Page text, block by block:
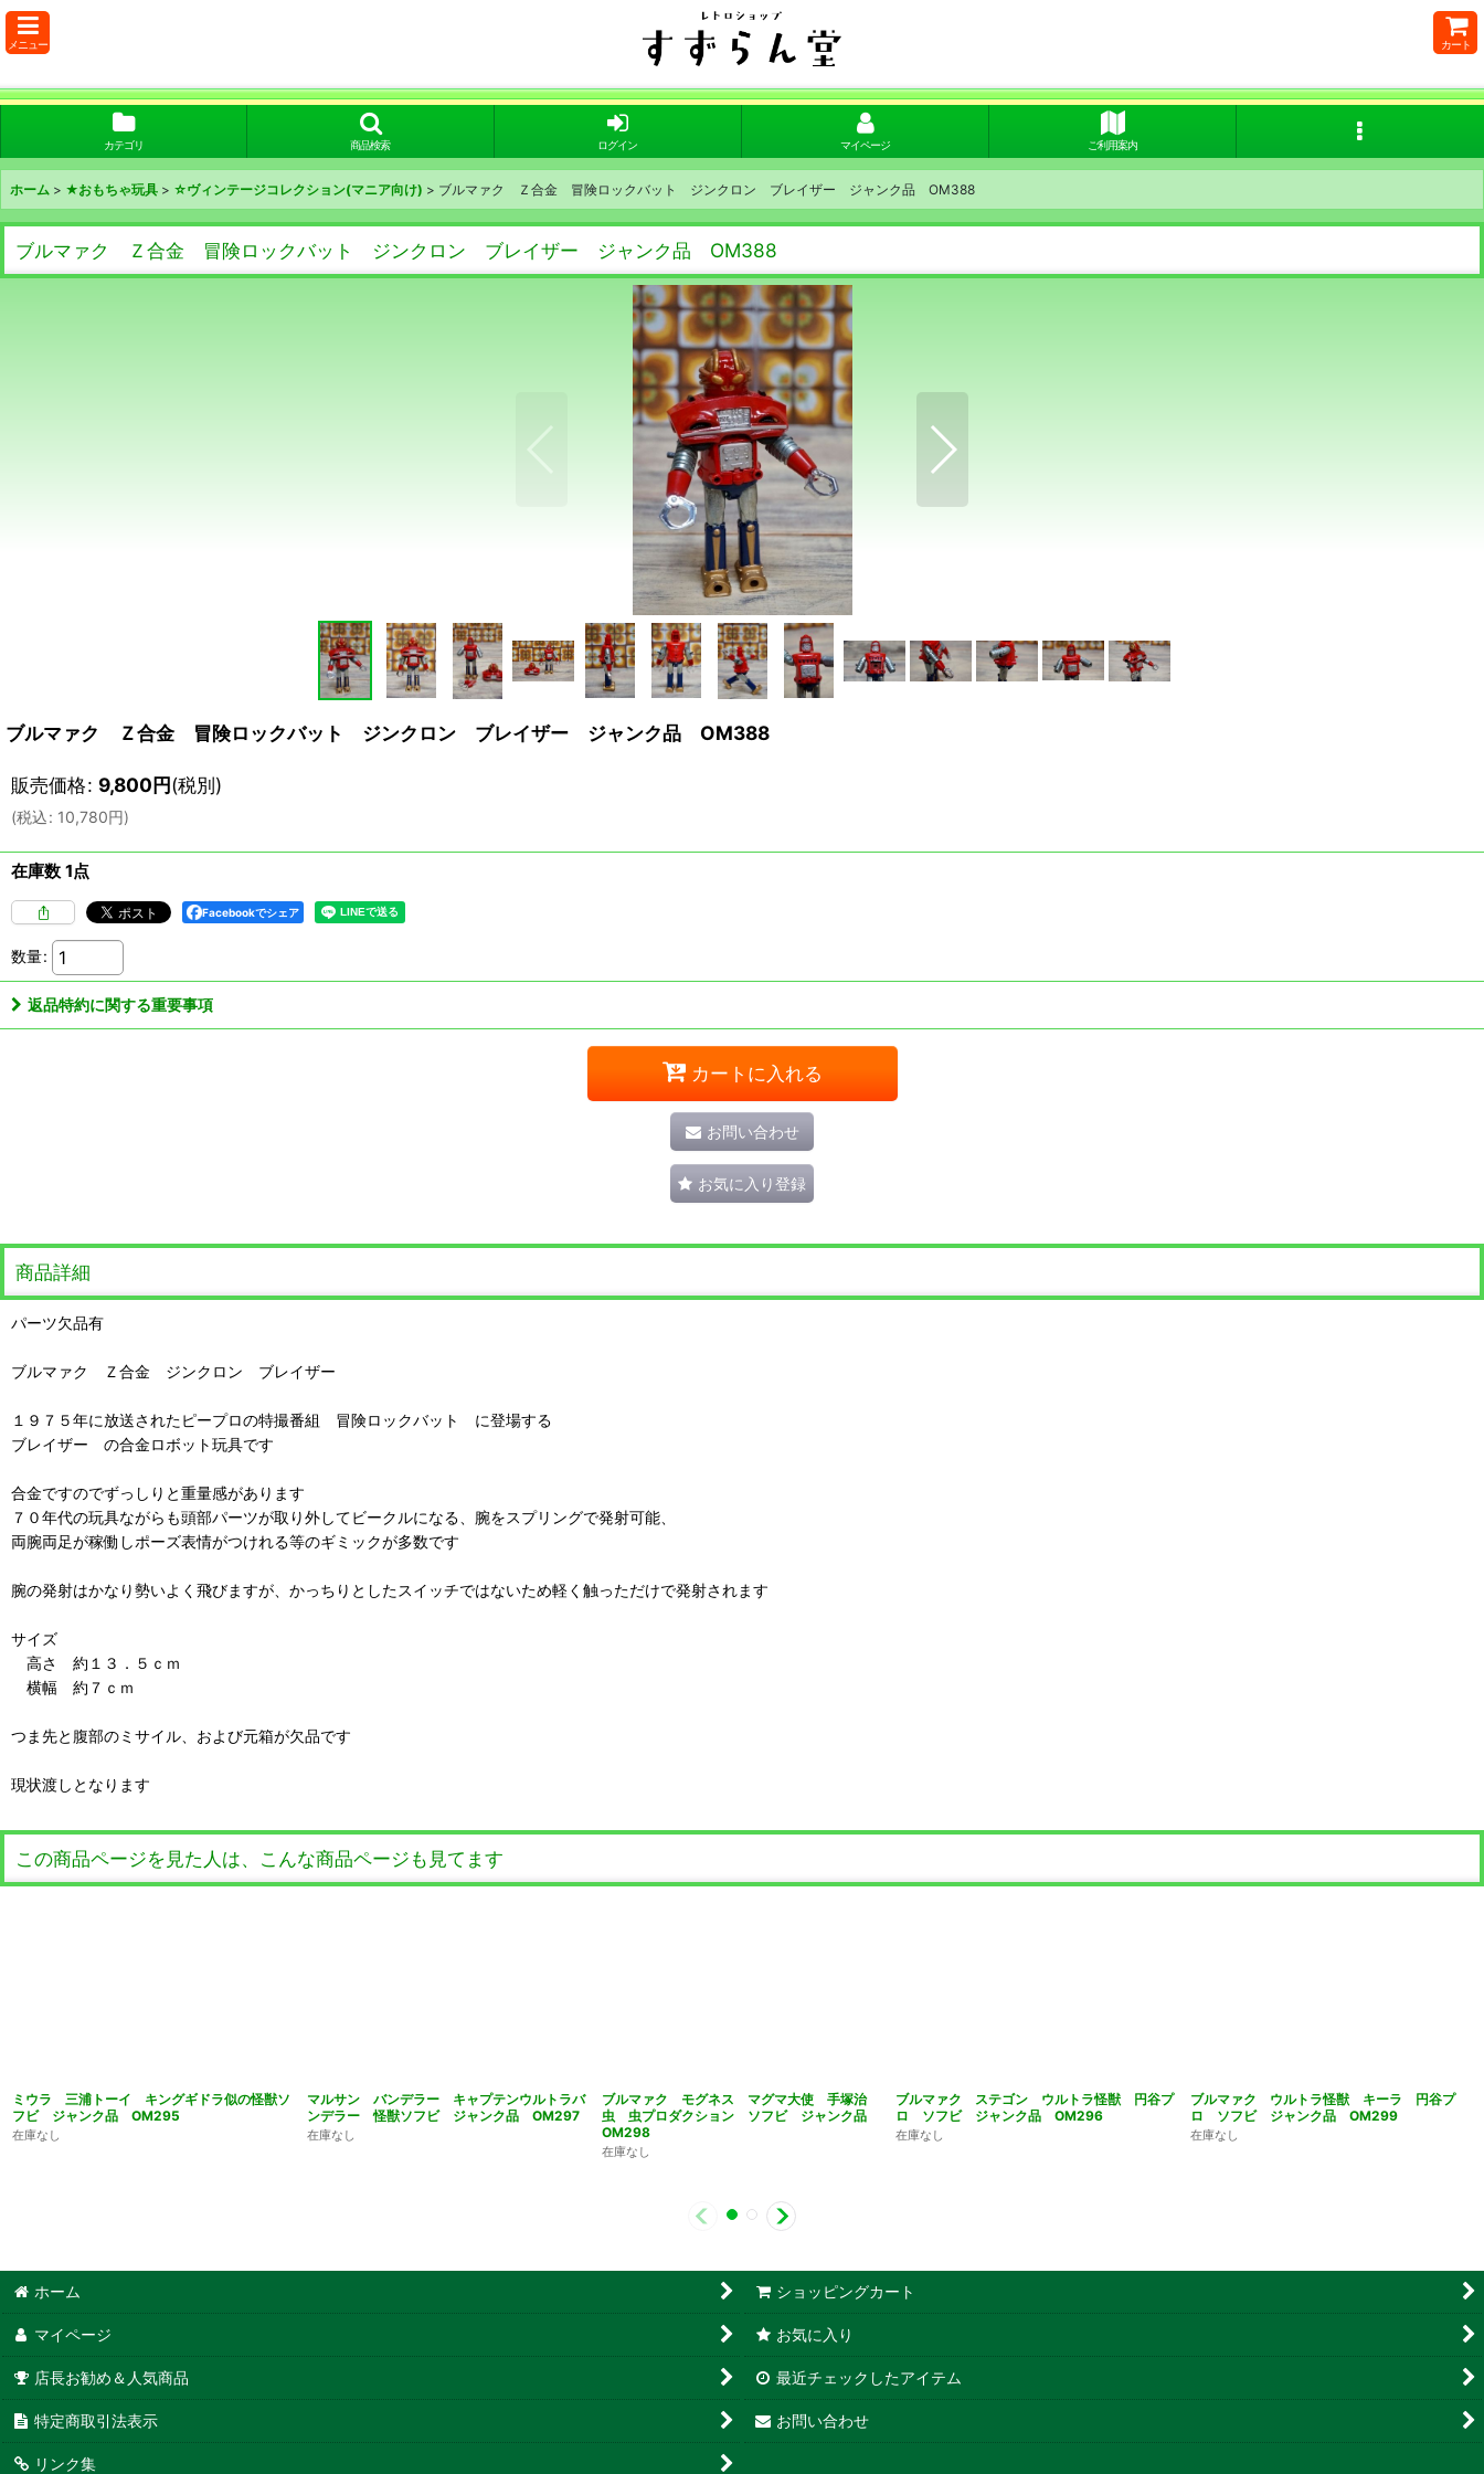
メニュー カート
カテゴリ 商品検索 ログイン マイページ ご利用案内
ホーム > ★おもちゃ玩具 > ☆ヴィンテージコレクション(マニア向け) > ブルマァク Ｚ合金 冒険ロックバット ジンクロン ブレイザー ジャンク品 OM388
ブルマァク Ｚ合金 冒険ロックバット ジンクロン ブレイザー ジャンク品 OM388
ブルマァク Ｚ合金 冒険ロックバット ジンクロン ブレイザー ジャンク品 OM388
販売価格: 9,800円(税別)
(税込: 10,780円)
在庫数 1点
Facebookでシェア
数量:
返品特約に関する重要事項
カートに入れる
お問い合わせ
お気に入り登録
商品詳細
パーツ欠品有
ブルマァク Ｚ合金 ジンクロン ブレイザー
１９７５年に放送されたピープロの特撮番組 冒険ロックバット に登場する
ブレイザー の合金ロボット玩具です
合金ですのでずっしりと重量感があります
７０年代の玩具ながらも頭部パーツが取り外してビークルになる、腕をスプリングで発射可能、
両腕両足が稼働しポーズ表情がつけれる等のギミックが多数です
腕の発射はかなり勢いよく飛びますが、かっちりとしたスイッチではないため軽く触っただけで発射されます
サイズ
高さ 約１３．５ｃｍ
横幅 約７ｃｍ
つま先と腹部のミサイル、および元箱が欠品です
現状渡しとなります
この商品ページを見た人は、こんな商品ページも見てます
ミウラ 三浦トーイ キングギドラ似の怪獣ソ
フビ ジャンク品 OM295
在庫なし
マルサン バンデラー キャプテンウルトラバ
ンデラー 怪獣ソフビ ジャンク品 OM297
在庫なし
ブルマァク モグネス マグマ大使 手塚治
虫 虫プロダクション ソフビ ジャンク品
OM298
在庫なし
ブルマァク ステゴン ウルトラ怪獣 円谷プ
ロ ソフビ ジャンク品 OM296
在庫なし
ブルマァク ウルトラ怪獣 キーラ 円谷プ
ロ ソフビ ジャンク品 OM299
在庫なし
ホーム ショッピングカート
マイページ お気に入り
店長お勧め＆人気商品 最近チェックしたアイテム
特定商取引法表示 お問い合わせ
リンク集